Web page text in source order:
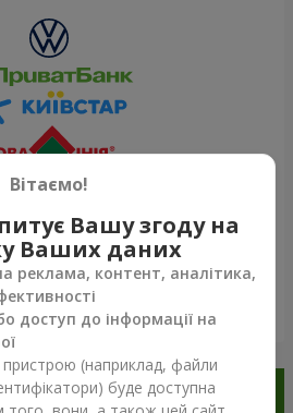
все
в додатку
Вітаємо!
Вашу згоду на
Ваших даних
реклама, контент, аналітика,
доступ до інформації на
(наприклад, файли
буде доступна